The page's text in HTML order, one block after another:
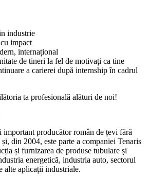
industrie
impact
internațional
de tineri la fel de motivați ca tine
a carierei după internship în cadrul
ta profesională alături de noi!
important producător român de țevi fără
din 2004, este parte a companiei Tenaris
și furnizarea de produse tubulare și
energetică, industria auto, sectorul
alte aplicații industriale.